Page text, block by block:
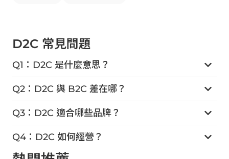
D2C 常見問題
Q1：D2C 是什麼意思？
Q2：D2C 與 B2C 差在哪？
Q3：D2C 適合哪些品牌？
Q4：D2C 如何經營？